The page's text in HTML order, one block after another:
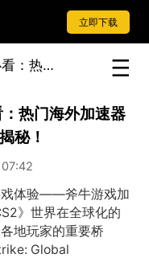
立即下载
东南亚CSGO/CS2玩家必看：热门海外加速器选择与使用技巧揭秘！
热门海外加速器
秘！
戏体验——斧牛游戏加
》世界在全球化的
地玩家的重要桥
Global